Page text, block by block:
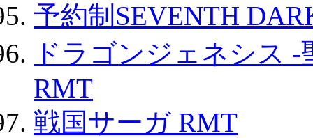
予約制SEVENTH
ドラゴンジェネシス
RMT
戦国サーガ RMT